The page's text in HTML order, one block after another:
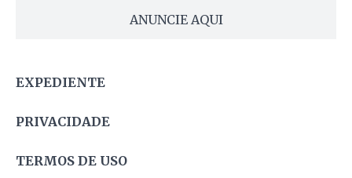
ANUNCIE AQUI
EXPEDIENTE
PRIVACIDADE
TERMOS DE USO